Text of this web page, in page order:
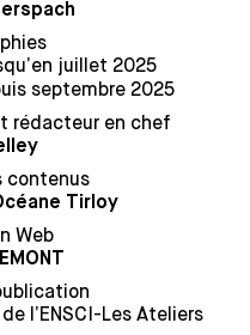
juillet 2025
septembre 2025
rédacteur en chef
contenus
Tirloy
Web
l’ENSCI-Les Ateliers